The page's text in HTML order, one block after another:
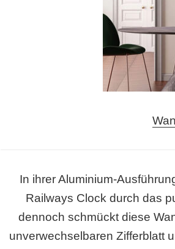
In ihrer Aluminium-
Railways Clock durch das
dennoch schmückt diese
unverwechselbaren Zifferblatt